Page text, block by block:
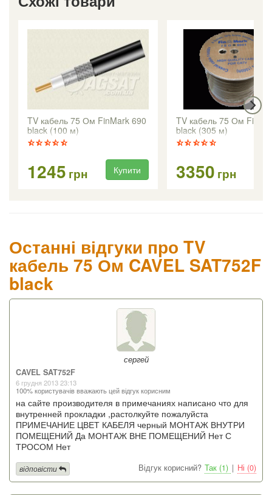
TV кабель 75 Ом FinMark 690
black (100 м)
1245 грн Купити
TV кабель 75 Ом
black (305 м)
3350 грн
Останні відгуки про TV
кабель 75 Ом CAVEL SAT752F
black
сергей
CAVEL SAT752F
6 грудня 2013 23:13
100% користувачів вважають цей відгук корисним
на сайте производителя в примечаниях написано что для
внутренней прокладки ,растолкуйте пожалуйста
ПРИМЕЧАНИЕ ЦВЕТ КАБЕЛЯ черный МОНТАЖ ВНУТРИ
ПОМЕЩЕНИЙ Да МОНТАЖ ВНЕ ПОМЕЩЕНИЙ Нет С
ТРОСОМ Нет
Відгук корисний? Так (1) | Ні (0)
відповісти